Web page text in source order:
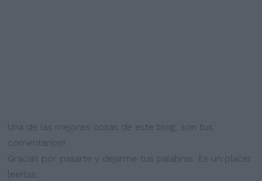
Una de las mejores cosas de este blog, son tus
comentarios!!
Gracias por pasarte y dejarme tus palabras. Es un placer
leerlas...